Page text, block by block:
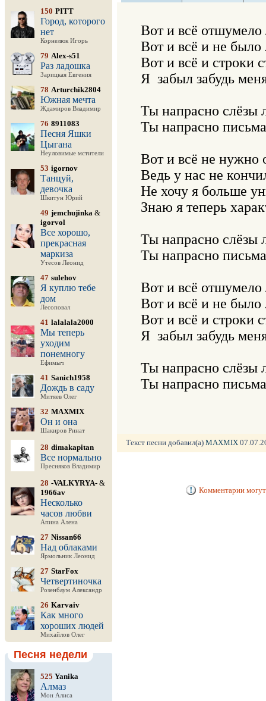
150 PITT
Город, которого
нет
Корнелюк Игорь
79 Alex-s51
Раз ладошка
Зарицкая Евгения
78 Arturchik2804
Южная мечта
Ждамиров Владимир
76 8911083
Песня Яшки
Цыгана
Неуловимые мстители
53 igornov
Танцуй,
девочка
Шкитун Юрий
49 jemchujinka &
igorvol
Все хорошо,
прекрасная
маркиза
Утесов Леонид
47 sulehov
Я куплю тебе
дом
Лесоповал
41 lalalala2000
Мы теперь
уходим
понемногу
Ефимыч
41 Sanich1958
Дождь в саду
Митяев Олег
32 MAXMIX
Он и она
Шакиров Ринат
28 dimakapitan
Все нормально
Пресняков Владимир
28 -VALKYRYA- &
1966av
Несколько
часов любви
Апина Алена
27 Nissan66
Над облаками
Ярмольник Леонид
27 StarFox
Четвертиночка
Розенбаум Александр
26 Karvaiv
Как много
хороших людей
Михайлов Олег
Песня недели
525 Yanika
Алмаз
Мон Алиса
Вот и всё
Вот и всё и не
Вот и всё и строки
Я  забыл забудь
Ты напрасно слёзы
Ты напрасно
Вот и всё не нужно
Ведь у нас не
Не хочу я больше
Знаю я теперь
Ты напрасно слёзы
Ты напрасно
Вот и всё
Вот и всё и не
Вот и всё и строки
Я  забыл забудь
Ты напрасно слёзы
Текст песни добавил(а) MAXMIX
Комментарии могут